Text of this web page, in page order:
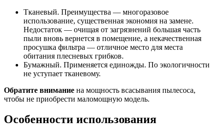
Тканевый. Преимущества — многоразовое
использование, существенная экономия на замене.
Недостаток — очищая от загрязнений большая часть
пыли вновь вернется в помещение, а некачественная
просушка фильтра — отличное место для места
обитания плесневых грибков.
Бумажный. Применяется единожды. По экологичности
не уступает тканевому.
Обратите внимание на мощность всасывания пылесоса,
чтобы не приобрести маломощную модель.
Особенности использования